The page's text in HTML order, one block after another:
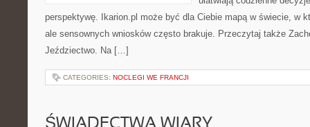
perspektywę. Ikarion.pl może być dla Ciebie mapą w świecie, w
ale sensownych wniosków często brakuje. Przeczytaj także
Jeździectwo. Na […]
CATEGORIES: NOCLEGI WE FRANCJI